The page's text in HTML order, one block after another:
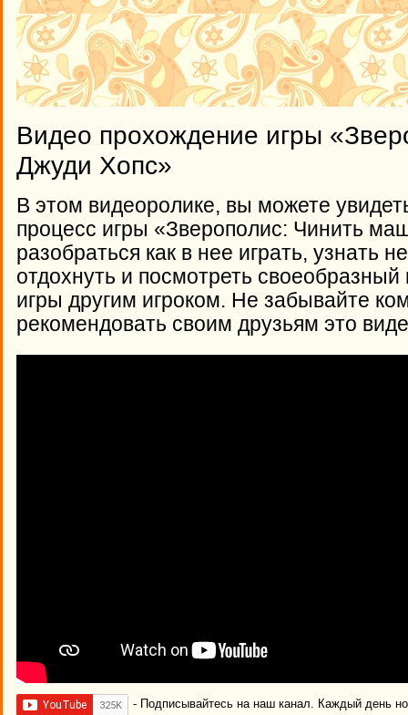
Видео прохождение игры
Джуди Хопс»
В этом видеоролике, вы можете
процесс игры «Зверополис: Чинить
разобраться как в нее играть, узнать
отдохнуть и посмотреть
игры другим игроком. Не забывайте
рекомендовать своим друзьям это
- Подписывайтесь на наш канал. Каждый день